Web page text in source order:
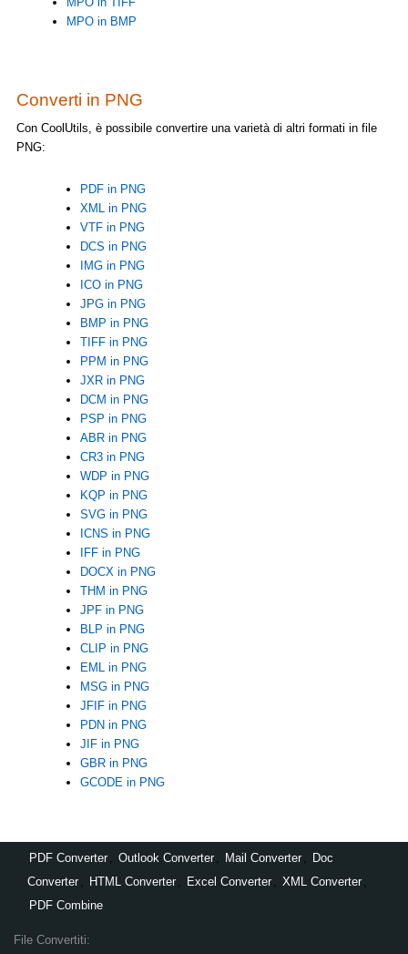
MPO in BMP
Converti in PNG
Con CoolUtils, è possibile convertire una varietà di altri formati in file
PNG:
PDF in PNG
XML in PNG
VTF in PNG
DCS in PNG
IMG in PNG
ICO in PNG
JPG in PNG
BMP in PNG
TIFF in PNG
PPM in PNG
JXR in PNG
DCM in PNG
PSP in PNG
ABR in PNG
CR3 in PNG
WDP in PNG
KQP in PNG
SVG in PNG
ICNS in PNG
IFF in PNG
DOCX in PNG
THM in PNG
JPF in PNG
BLP in PNG
CLIP in PNG
EML in PNG
MSG in PNG
JFIF in PNG
PDN in PNG
JIF in PNG
GBR in PNG
GCODE in PNG
PDF Converter Outlook Converter Mail Converter
Doc
Converter
HTML Converter Excel Converter XML Converter
PDF Combine
File Convertiti: